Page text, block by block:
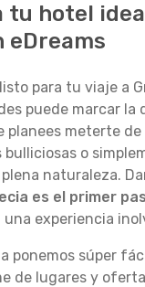
tu hotel
eDreams
para tu viaje a
puede marcar la
planees meterte
bulliciosas o
naturaleza.
es el primer
experiencia
ponemos súper
de lugares y